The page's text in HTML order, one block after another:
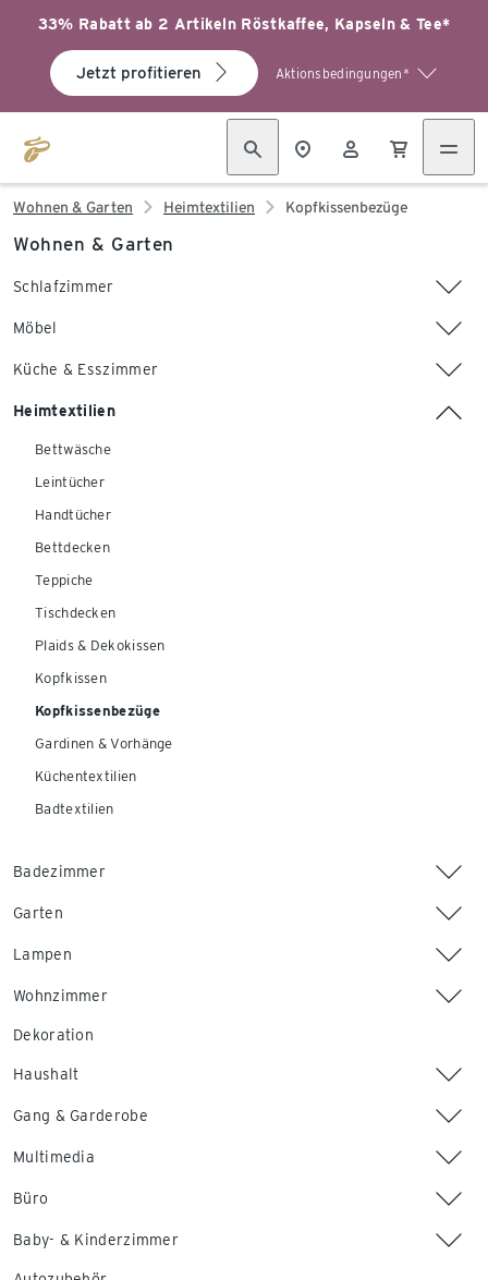
33% Rabatt ab 2 Artikeln Röstkaffee, Kapseln & Tee*
Jetzt profitieren Aktionsbedingungen*
Wohnen & Garten Heimtextilien Kopfkissenbezüge
Wohnen & Garten
Schlafzimmer
Möbel
Küche & Esszimmer
Heimtextilien
Bettwäsche
Leintücher
Handtücher
Bettdecken
Teppiche
Tischdecken
Plaids & Dekokissen
Kopfkissen
Kopfkissenbezüge
Gardinen & Vorhänge
Küchentextilien
Badtextilien
Badezimmer
Garten
Lampen
Wohnzimmer
Dekoration
Haushalt
Gang & Garderobe
Multimedia
Büro
Baby- & Kinderzimmer